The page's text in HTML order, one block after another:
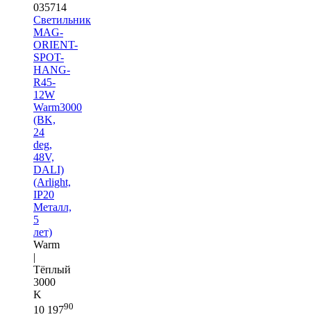
035714
Светильник
MAG-
ORIENT-
SPOT-
HANG-
R45-
12W
Warm3000
(BK,
24
deg,
48V,
DALI)
(Arlight,
IP20
Металл,
5
лет)
Warm
|
Тёплый
3000
K
10 19790